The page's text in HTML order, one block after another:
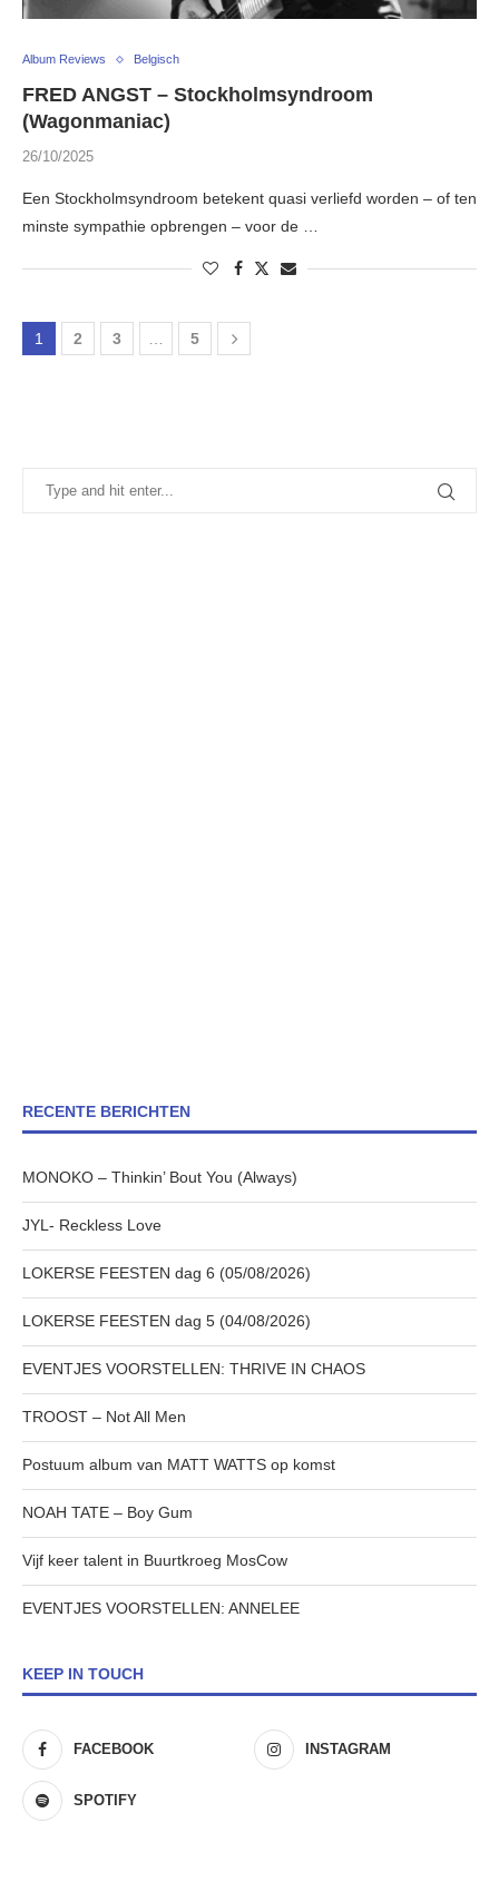
Album Reviews Belgisch
FRED ANGST – Stockholmsyndroom
(Wagonmaniac)
26/10/2025
Een Stockholmsyndroom betekent quasi verliefd worden – of ten
minste sympathie opbrengen – voor de …
1 2 3 … 5
RECENTE BERICHTEN
MONOKO – Thinkin’ Bout You (Always)
JYL- Reckless Love
LOKERSE FEESTEN dag 6 (05/08/2026)
LOKERSE FEESTEN dag 5 (04/08/2026)
EVENTJES VOORSTELLEN: THRIVE IN CHAOS
TROOST – Not All Men
Postuum album van MATT WATTS op komst
NOAH TATE – Boy Gum
Vijf keer talent in Buurtkroeg MosCow
EVENTJES VOORSTELLEN: ANNELEE
KEEP IN TOUCH
FACEBOOK INSTAGRAM
SPOTIFY